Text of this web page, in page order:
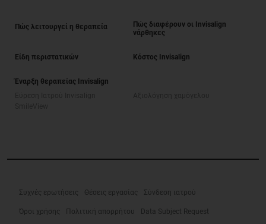
Πώς λειτουργεί η θεραπεία
Πώς διαφέρουν οι Invisalign
νάρθηκες
Είδη περιστατικών Κόστος Invisalign
Έναρξη θεραπείας Invisalign
Συχνές ερωτήσεις Θέσεις εργασίας Σύνδεση ιατρού
Όροι χρήσης Πολιτική απορρήτου Data Subject Request